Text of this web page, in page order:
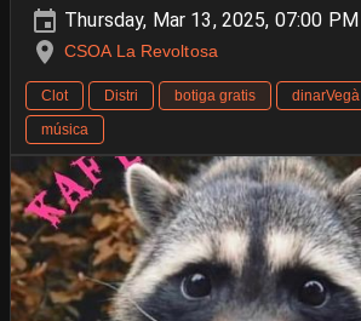
Thursday, Mar 13, 2025, 07:00 PM
CSOA La Revoltosa
Clot Distri botiga gratis dinarVegà
música